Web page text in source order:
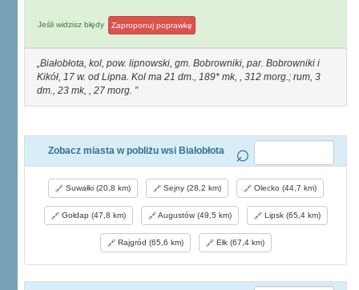
Jeśli widzisz błędy Zaproponuj poprawkę
Białobłota, kol, pow. lipnowski, gm. Bobrowniki, par. Bobrowniki i
Kikół, 17 w. od Lipna. Kol ma 21 dm., 189* mk, , 312 morg.; rum, 3
dm., 23 mk, , 27 morg.
Zobacz miasta w pobliżu wsi Białobłota
Suwałki (20,8 km) Sejny (28,2 km) Olecko (44,7 km)
Gołdap (47,8 km) Augustów (49,5 km) Lipsk (65,4 km)
Rajgród (65,6 km) Ełk (67,4 km)